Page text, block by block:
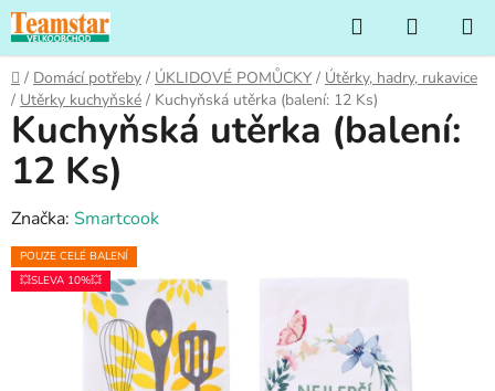
Přejít
na
obsah
Hledat
KOŠÍK
Domů
/ Domácí potřeby / ÚKLIDOVÉ POMŮCKY / Útěrky, hadry, rukavice
/ Utěrky kuchyňské / Kuchyňská utěrka (balení: 12 Ks)
Kuchyňská utěrka (balení:
12 Ks)
Značka: Smartcook
POUZE CELÉ BALENÍ
💥SLEVA 10%💥